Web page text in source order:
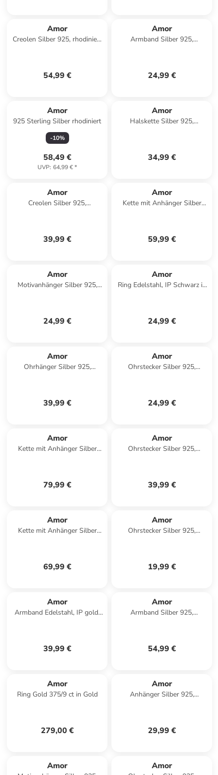
Amor
Creolen Silber 925, rhodiniert
54,99 €
Amor
Armband Silber 925,
24,99 €
Amor
925 Sterling Silber rhodiniert
-10%
58,49 €
UVP: 64,99 €*
Amor
Halskette Silber 925,
34,99 €
Amor
Creolen Silber 925,
39,99 €
Amor
Kette mit Anhänger Silber
59,99 €
Amor
Motivanhänger Silber 925,
24,99 €
Amor
Ring Edelstahl, IP Schwarz in
24,99 €
Amor
Ohrhänger Silber 925,
39,99 €
Amor
Ohrstecker Silber 925,
24,99 €
Amor
Kette mit Anhänger Silber
79,99 €
Amor
Ohrstecker Silber 925,
39,99 €
Amor
Kette mit Anhänger Silber
69,99 €
Amor
Ohrstecker Silber 925,
19,99 €
Amor
Armband Edelstahl, IP gold,
39,99 €
Amor
Armband Silber 925,
54,99 €
Amor
Ring Gold 375/9 ct in Gold
279,00 €
Amor
Anhänger Silber 925,
29,99 €
Amor Amor